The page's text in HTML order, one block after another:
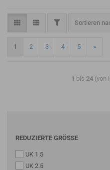
Sortieren
1 2 3 4 5 »
1 bis 24(von
REDUZIERTE GRÖSSE
UK 1.5
UK 2.5